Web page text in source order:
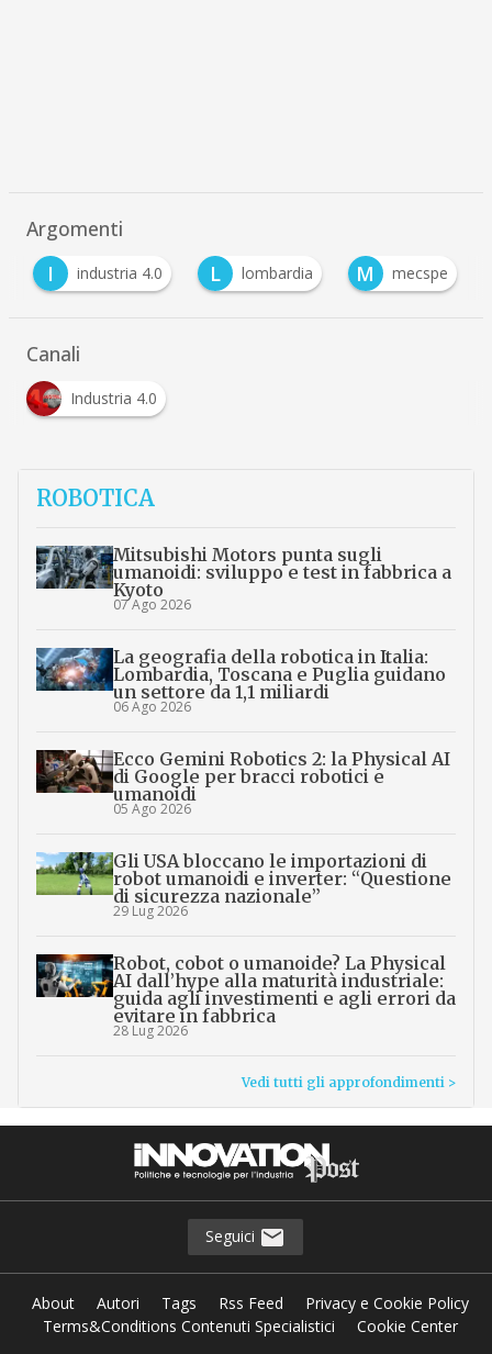
Argomenti
I
industria 4.0 L lombardia M mecspe
Canali
Industria 4.0
ROBOTICA
Mitsubishi Motors punta sugli
umanoidi: sviluppo e test in fabbrica a
Kyoto
07 Ago 2026
La geografia della robotica in Italia:
Lombardia, Toscana e Puglia guidano
un settore da 1,1 miliardi
06 Ago 2026
Ecco Gemini Robotics 2: la Physical AI
di Google per bracci robotici e
umanoidi
05 Ago 2026
Gli USA bloccano le importazioni di
robot umanoidi e inverter: “Questione
di sicurezza nazionale”
29 Lug 2026
Robot, cobot o umanoide? La Physical
AI dall’hype alla maturità industriale:
guida agli investimenti e agli errori da
evitare in fabbrica
28 Lug 2026
Vedi tutti gli approfondimenti >
Seguici
About Autori Tags Rss Feed
Privacy e Cookie Policy
Terms&Conditions Contenuti Specialistici
Cookie Center